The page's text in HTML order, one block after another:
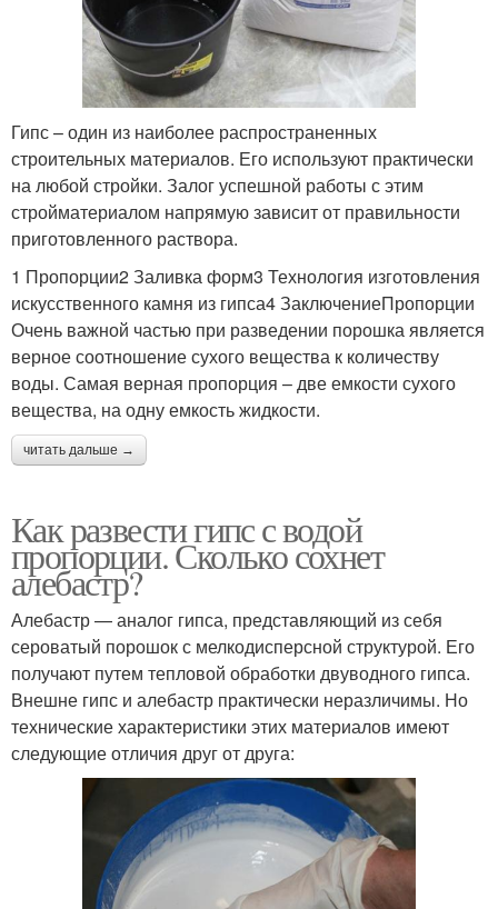
Гипс – один из наиболее распространенных
строительных материалов. Его используют практически
на любой стройки. Залог успешной работы с этим
стройматериалом напрямую зависит от правильности
приготовленного раствора.
1 Пропорции2 Заливка форм3 Технология изготовления
искусственного камня из гипса4 ЗаключениеПропорции
Очень важной частью при разведении порошка является
верное соотношение сухого вещества к количеству
воды. Самая верная пропорция – две емкости сухого
вещества, на одну емкость жидкости.
читать дальше →
Как развести гипс с водой
пропорции. Сколько сохнет
алебастр?
Алебастр — аналог гипса, представляющий из себя
сероватый порошок с мелкодисперсной структурой. Его
получают путем тепловой обработки двуводного гипса.
Внешне гипс и алебастр практически неразличимы. Но
технические характеристики этих материалов имеют
следующие отличия друг от друга: